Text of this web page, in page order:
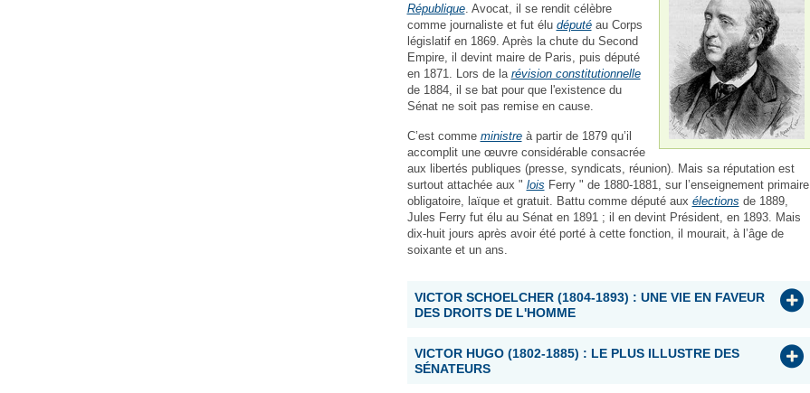
République. Avocat, il se rendit célèbre
comme journaliste et fut élu députéau Corps
législatif en 1869. Après la chute du Second
Empire, il devint maire de Paris, puis député
en 1871. Lors de la révision constitutionnelle
de 1884, il se bat pour que l'existence du
Sénat ne soit pas remise en cause.
C’est comme ministreà partir de 1879 qu’il
accomplit une œuvre considérable consacrée
aux libertés publiques (presse, syndicats, réunion). Mais sa réputation est
surtout attachée aux " lois Ferry " de 1880-1881, sur l’enseignement primaire
obligatoire, laïque et gratuit. Battu comme député aux élections de 1889,
Jules Ferry fut élu au Sénat en 1891 ; il en devint Président, en 1893. Mais
dix-huit jours après avoir été porté à cette fonction, il mourait, à l’âge de
soixante et un ans.
VICTOR SCHOELCHER (1804-1893) : UNE VIE EN FAVEUR
DES DROITS DE L'HOMME
VICTOR HUGO (1802-1885) : LE PLUS ILLUSTRE DES
SÉNATEURS